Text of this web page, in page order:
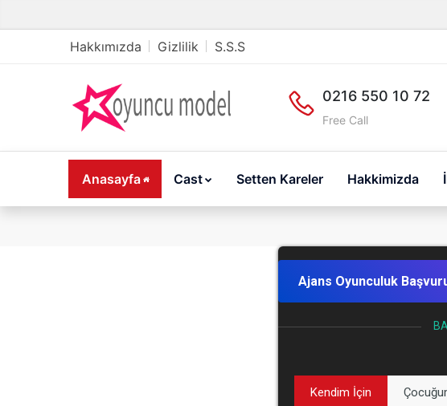
Hakkımızda Gizlilik S.S.S
0216 550 10 72
Free Call
Anasayfa Cast Setten Kareler Hakkimizda
Ajans Oyunculuk
Kendim İçin